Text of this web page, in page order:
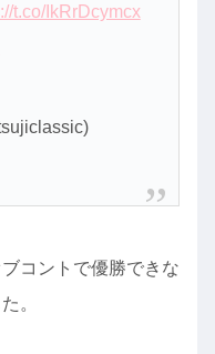
t.co/IkRrDcymcx
コントで優勝できな
。